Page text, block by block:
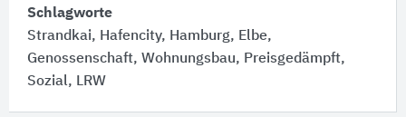
Schlagworte
Strandkai, Hafencity, Hamburg, Elbe,
Genossenschaft, Wohnungsbau, Preisgedämpft,
Sozial, LRW